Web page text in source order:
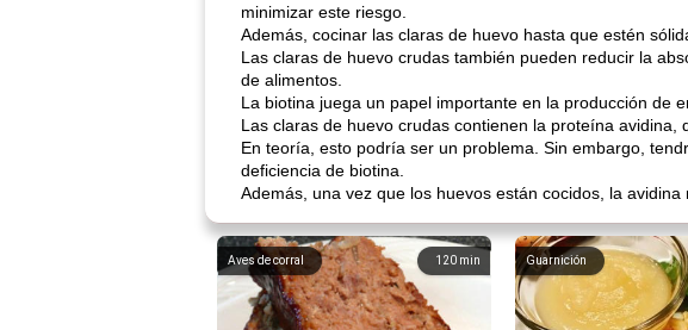
minimizar este riesgo.
Además, cocinar las claras de huevo hasta que estén
Las claras de huevo crudas también pueden reducir la
de alimentos.
La biotina juega un papel importante en la producción de
Las claras de huevo crudas contienen la proteína avidina,
En teoría, esto podría ser un problema. Sin embargo,
deficiencia de biotina.
Además, una vez que los huevos están cocidos, la avidina
120 min
Aves de corral Guarnición